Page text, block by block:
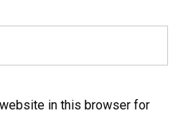
in this browser for